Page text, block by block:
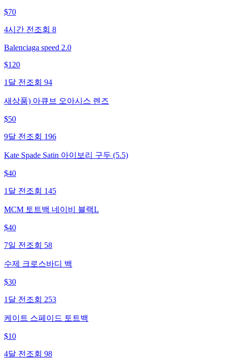
$70
4시간 전 조회 8
Balenciaga speed 2.0
$120
1달 전 조회 94
새상품) 아큐브 오아시스 렌즈
$50
9달 전 조회 196
Kate Spade Satin 아이보리 구두 (5.5)
$40
1달 전 조회 145
MCM 토트백 네이비 블랙L
$40
7일 전 조회 58
수제 크로스바디 백
$30
1달 전 조회 253
케이트 스페이드 토트백
$10
4달 전 조회 98